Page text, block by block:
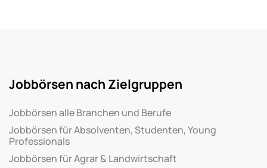
Jobbörsen nach Zielgruppen
Jobbörsen alle Branchen und Berufe
Jobbörsen für Absolventen, Studenten, Young
Professionals
Jobbörsen für Agrar & Landwirtschaft